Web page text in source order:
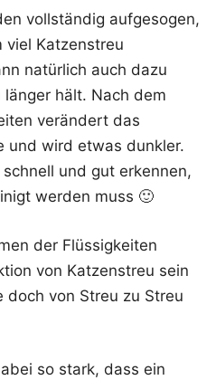
vollständig aufgesogen,
viel Katzenstreu
natürlich auch dazu
hält. Nach dem
verändert das
und wird etwas dunkler.
und gut erkennen,
werden muss 🙂
der Flüssigkeiten
von Katzenstreu sein
von Streu zu Streu
so stark, dass ein